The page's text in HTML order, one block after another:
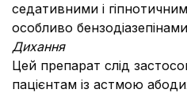
седативними і
особливо
Дихання
Цей препарат слід
пацієнтам із астмою